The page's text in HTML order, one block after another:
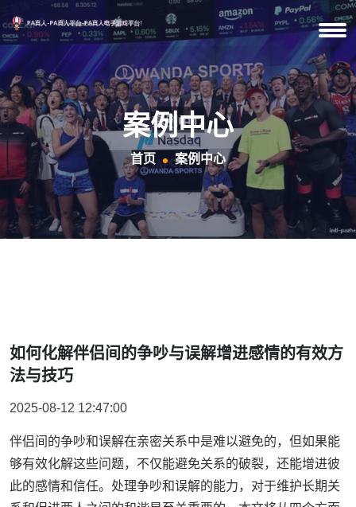
案例中心
首页 案例中心
如何化解伴侣间的争吵与误解增进感情的有效方
法与技巧
2025-08-12 12:47:00
伴侣间的争吵和误解在亲密关系中是难以避免的，但如果能
够有效化解这些问题，不仅能避免关系的破裂，还能增进彼
此的感情和信任。处理争吵和误解的能力，对于维护长期关